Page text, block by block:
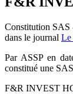
Constitution SAS
dans le journal Le
Par ASSP en
constitué une
F&R INVEST